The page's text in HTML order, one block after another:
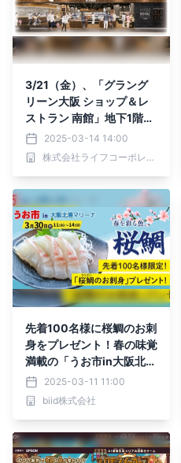
3/21（金）、「グラング
リーン大阪 ショップ＆レ
ストラン 南館」地下1階に
「ビオラルうめきた店」が
ついにオープン！「ビオラ
ルカフェ」が待望の関西初
2025-03-14 14:00
株式会社ライフコーポレーション
先着100名様に桜鯛のお刺
身をプレゼント！春の味覚
満載の「うお市in大阪北港
マリーナ」3月30日（日）
開催決定！
2025-03-11 11:00
biid株式会社